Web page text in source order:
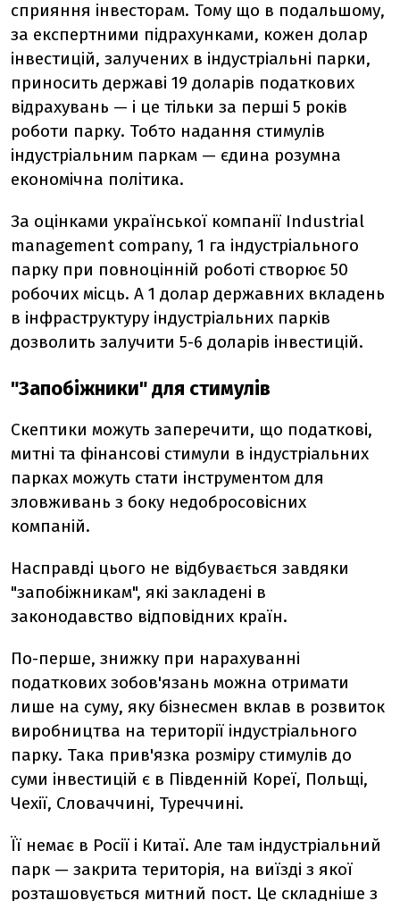
сприяння інвесторам. Тому що в подальшому,
за експертними підрахунками, кожен долар
інвестицій, залучених в індустріальні парки,
приносить державі 19 доларів податкових
відрахувань — і це тільки за перші 5 років
роботи парку. Тобто надання стимулів
індустріальним паркам — єдина розумна
економічна політика.
За оцінками української компанії Industrial
management company, 1 га індустріального
парку при повноцінній роботі створює 50
робочих місць. А 1 долар державних вкладень
в інфраструктуру індустріальних парків
дозволить залучити 5-6 доларів інвестицій.
"Запобіжники" для стимулів
Скептики можуть заперечити, що податкові,
митні та фінансові стимули в індустріальних
парках можуть стати інструментом для
зловживань з боку недобросовісних
компаній.
Насправді цього не відбувається завдяки
"запобіжникам", які закладені в
законодавство відповідних країн.
По-перше, знижку при нарахуванні
податкових зобов'язань можна отримати
лише на суму, яку бізнесмен вклав в розвиток
виробництва на території індустріального
парку. Така прив'язка розміру стимулів до
суми інвестицій є в Південній Кореї, Польщі,
Чехії, Словаччині, Туреччині.
Її немає в Росії і Китаї. Але там індустріальний
парк — закрита територія, на виїзді з якої
розташовується митний пост. Це складніше з